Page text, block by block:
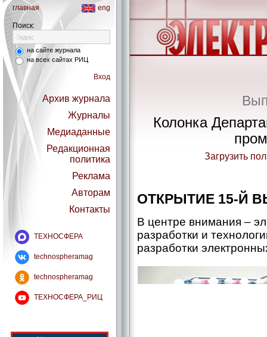
главная eng
Поиск:
на сайте журнала
на всех сайтах РИЦ
Вход
Архив журнала
Журналы
Медиаданные
Редакционная
политика
Реклама
Авторам
Контакты
ТЕХНОСФЕРА
technospheramag
technospheramag
ТЕХНОСФЕРА_РИЦ
Колонка
Загрузить
ОТКРЫТИЕ 15-Й
В центре внимания –
разработки и
разработки